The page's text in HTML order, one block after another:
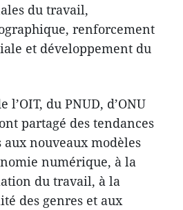
du travail,
renforcement
et développement du
l’OIT, du PNUD, d’ONU
partagé des tendances
nouveaux modèles
numérique, à la
du travail, à la
des genres et aux